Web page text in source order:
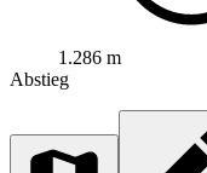
1.286 m
Abstieg